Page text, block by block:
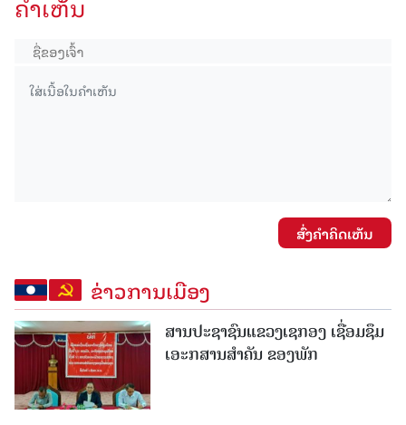
ຄໍາເຫັນ
ສົ່ງຄໍາຄິດເຫັນ
ຂ່າວການເມືອງ
ສານປະຊາຊົນແຂວງເຊກອງ ເຊື່ອມຊຶມ
ເອະກສານສໍາຄັນ ຂອງພັກ